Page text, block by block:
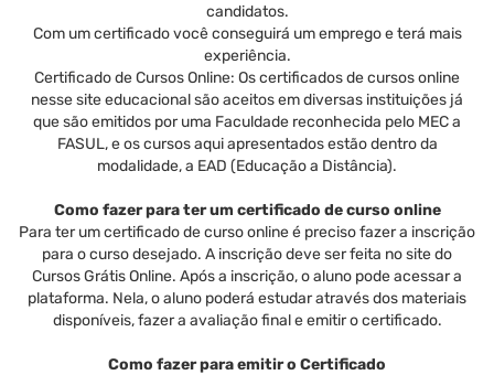
candidatos.
Com um certificado você conseguirá um emprego e terá mais
experiência.
Certificado de Cursos Online: Os certificados de cursos online
nesse site educacional são aceitos em diversas instituições já
que são emitidos por uma Faculdade reconhecida pelo MEC a
FASUL, e os cursos aqui apresentados estão dentro da
modalidade, a EAD (Educação a Distância).
Como fazer para ter um certificado de curso online
Para ter um certificado de curso online é preciso fazer a inscrição
para o curso desejado. A inscrição deve ser feita no site do
Cursos Grátis Online. Após a inscrição, o aluno pode acessar a
plataforma. Nela, o aluno poderá estudar através dos materiais
disponíveis, fazer a avaliação final e emitir o certificado.
Como fazer para emitir o Certificado